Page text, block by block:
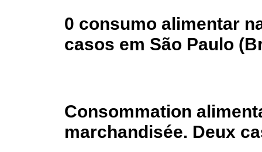
0 consumo alimentar
casos em São Paulo
Consommation
marchandisée. Deux